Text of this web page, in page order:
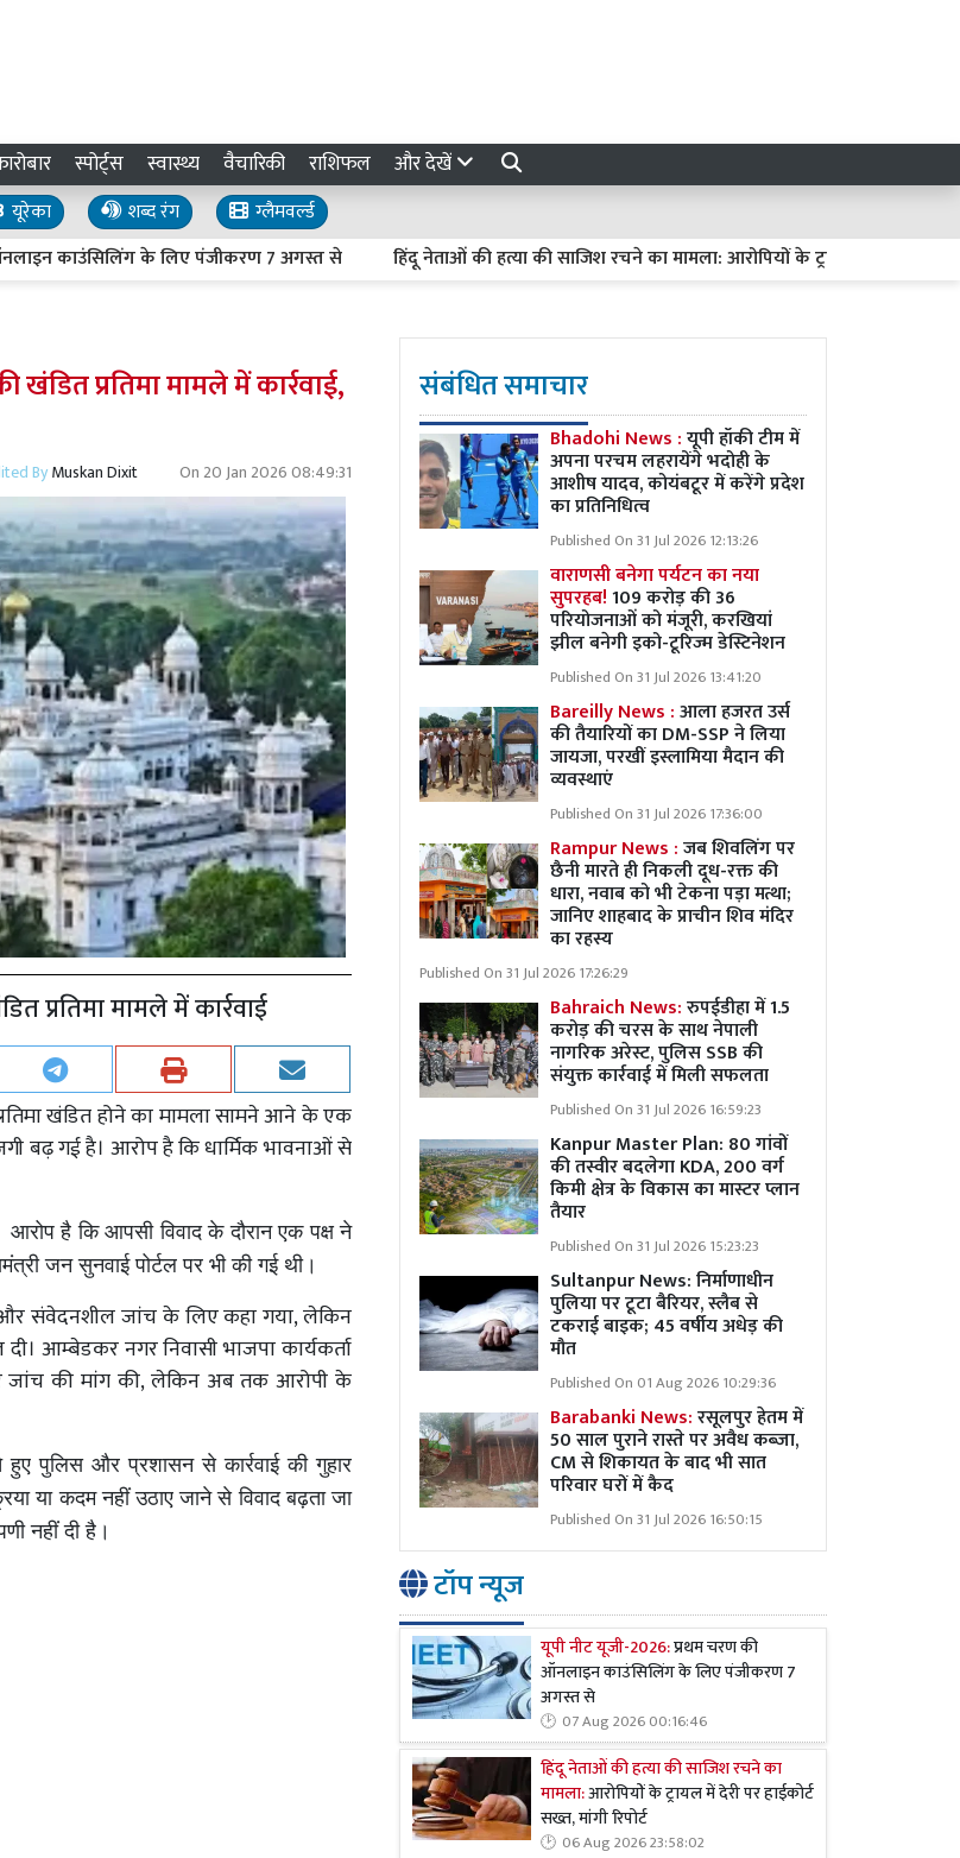
स्पोर्ट्स स्वास्थ्य वैचारिकी राशिफल और देखें
यूरेका शब्द रंग
ग्लैमवर्ल्ड
काउंसिलिंग के लिए पंजीकरण 7 अगस्त से हिंदू नेताओं की हत्या की साजिश रचने का मामला: आरोपियों के ट्रायल में देरी पर हाईकोर्ट सख्त,
प्रतिमा मामले में कार्रवाई,
ByMuskan Dixit On 20 Jan 2026 08:49:31
प्रतिमा मामले में कार्रवाई
खंडित होने का मामला सामने आने के एक
बढ़ गई है। आरोप है कि धार्मिक भावनाओं से
है कि आपसी विवाद के दौरान एक पक्ष ने
जन सुनवाई पोर्टल पर भी की गई थी।
संवेदनशील जांच के लिए कहा गया, लेकिन
आम्बेडकर नगर निवासी भाजपा कार्यकर्ता
जांच की मांग की, लेकिन अब तक आरोपी के
पुलिस और प्रशासन से कार्रवाई की गुहार
या कदम नहीं उठाए जाने से विवाद बढ़ता जा
नहीं दी है।
संबंधित समाचार
Bhadohi News :यूपी हॉकी टीम में
अपना परचम लहरायेंगे भदोही के
आशीष यादव, कोयंबटूर में करेंगे प्रदेश
का प्रतिनिधित्व
Published On 31 Jul 2026 12:13:26
वाराणसी बनेगा पर्यटन का नया
सुपरहब!109 करोड़ की 36
परियोजनाओं को मंजूरी, करखियां
झील बनेगी इको-टूरिज्म डेस्टिनेशन
Published On 31 Jul 2026 13:41:20
Bareilly News :आला हजरत उर्स
की तैयारियों का DM-SSP ने लिया
जायजा, परखीं इस्लामिया मैदान की
व्यवस्थाएं
Published On 31 Jul 2026 17:36:00
Rampur News :जब शिवलिंग पर
छैनी मारते ही निकली दूध-रक्त की
धारा, नवाब को भी टेकना पड़ा मत्था;
जानिए शाहबाद के प्राचीन शिव मंदिर
का रहस्य
Published On 31 Jul 2026 17:26:29
Bahraich News:रुपईडीहा में 1.5
करोड़ की चरस के साथ नेपाली
नागरिक अरेस्ट, पुलिस SSB की
संयुक्त कार्रवाई में मिली सफलता
Published On 31 Jul 2026 16:59:23
Kanpur Master Plan: 80 गांवों
की तस्वीर बदलेगा KDA, 200 वर्ग
किमी क्षेत्र के विकास का मास्टर प्लान
तैयार
Published On 31 Jul 2026 15:23:23
Sultanpur News: निर्माणाधीन
पुलिया पर टूटा बैरियर, स्लैब से
टकराई बाइक; 45 वर्षीय अधेड़ की
मौत
Published On 01 Aug 2026 10:29:36
Barabanki News:रसूलपुर हेतम में
50 साल पुराने रास्ते पर अवैध कब्ज़ा,
CM से शिकायत के बाद भी सात
परिवार घरों में कैद
Published On 31 Jul 2026 16:50:15
टॉप न्यूज
यूपी नीट यूजी-2026:प्रथम चरण की
ऑनलाइन काउंसिलिंग के लिए पंजीकरण 7
अगस्त से
07 Aug 2026 00:16:46
हिंदू नेताओं की हत्या की साजिश रचने का
मामला:आरोपियों के ट्रायल में देरी पर हाईकोर्ट
सख्त, मांगी रिपोर्ट
06 Aug 2026 23:58:02